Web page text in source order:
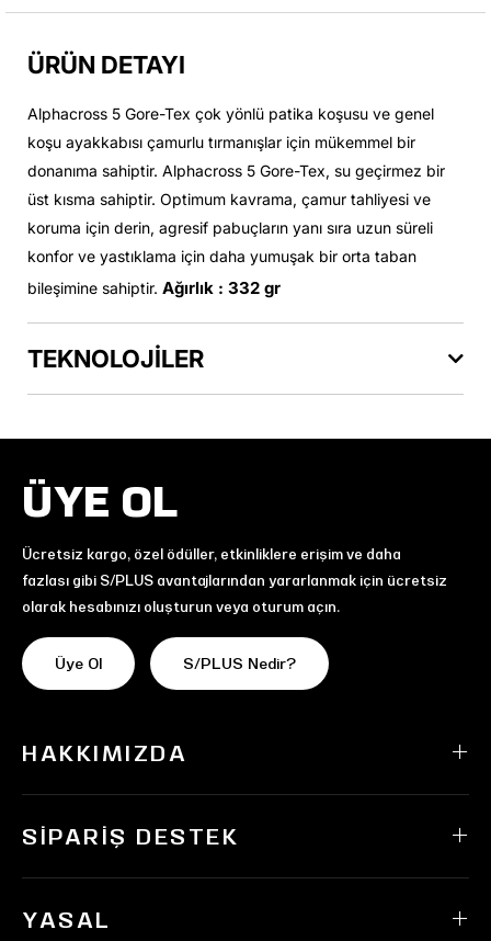
ÜRÜN DETAYI
Alphacross 5 Gore-Tex çok yönlü patika koşusu ve genel
koşu ayakkabısı çamurlu tırmanışlar için mükemmel bir
donanıma sahiptir. Alphacross 5 Gore-Tex, su geçirmez bir
üst kısma sahiptir. Optimum kavrama, çamur tahliyesi ve
koruma için derin, agresif pabuçların yanı sıra uzun süreli
konfor ve yastıklama için daha yumuşak bir orta taban
bileşimine sahiptir. Ağırlık : 332 gr
TEKNOLOJİLER
ÜYE OL
Ücretsiz kargo, özel ödüller, etkinliklere erişim ve daha
fazlası gibi S/PLUS avantajlarından yararlanmak için ücretsiz
olarak hesabınızı oluşturun veya oturum açın.
Üye Ol S/PLUS Nedir?
HAKKIMIZDA
SIPARIŞ DESTEK
YASAL